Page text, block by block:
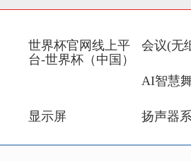
世界杯官网线上平
台-世界杯（中国）
会议(无
AI智慧
显示屏 扬声器